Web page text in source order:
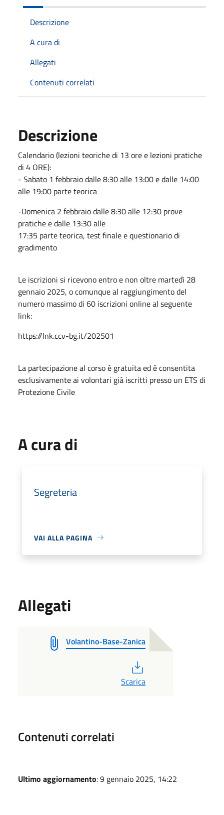
Descrizione
A cura di
Allegati
Contenuti correlati
Descrizione
Calendario (lezioni teoriche di 13 ore e lezioni pratiche
di 4 ORE):
- Sabato 1 febbraio dalle 8:30 alle 13:00 e dalle 14:00
alle 19:00 parte teorica
-Domenica 2 febbraio dalle 8:30 alle 12:30 prove
pratiche e dalle 13:30 alle
17:35 parte teorica, test finale e questionario di
gradimento
Le iscrizioni si ricevono entro e non oltre martedì 28
gennaio 2025, o comunque al raggiungimento del
numero massimo di 60 iscrizioni online al seguente
link:
https://lnk.ccv-bg.it/202501
La partecipazione al corso è gratuita ed è consentita
esclusivamente ai volontari già iscritti presso un ETS di
Protezione Civile
A cura di
Segreteria
VAI ALLA PAGINA
Allegati
Volantino-Base-Zanica
Scarica
Contenuti correlati
Ultimo aggiornamento: 9 gennaio 2025, 14:22